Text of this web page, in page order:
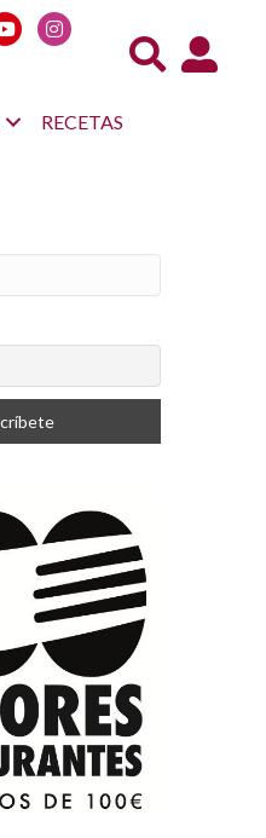
Acceso
RECETAS